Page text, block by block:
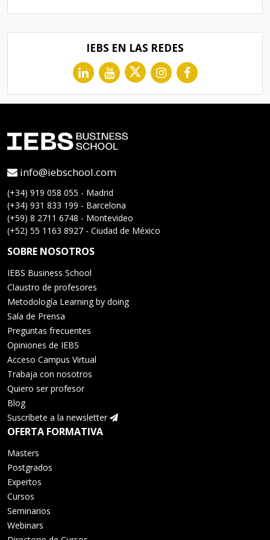
IEBS EN LAS REDES
info@iebschool.com
(+34) 919 058 055 - Madrid
(+34) 931 833 199 - Barcelona
(+59) 8 2711 6748 - Montevideo
(+52) 55 1163 8927 - Ciudad de México
SOBRE NOSOTROS
IEBS Business School
Claustro de profesores
Metodología Learning by doing
Sala de Prensa
Preguntas frecuentes
Opiniones de IEBS
Acceso Campus Virtual
Trabaja con nosotros
Quiero ser profesor
Blog
Suscríbete a la newsletter
OFERTA FORMATIVA
Masters
Postgrados
Expertos
Cursos
Seminarios
Webinars